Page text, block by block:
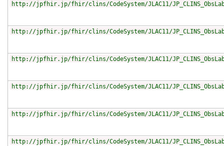
http://jpfhir.jp/fhir/clins/CodeSystem/JLAC11/
http://jpfhir.jp/fhir/clins/CodeSystem/JLAC11/
http://jpfhir.jp/fhir/clins/CodeSystem/JLAC11/
http://jpfhir.jp/fhir/clins/CodeSystem/JLAC11/
http://jpfhir.jp/fhir/clins/CodeSystem/JLAC11/
http://jpfhir.jp/fhir/clins/CodeSystem/JLAC11/